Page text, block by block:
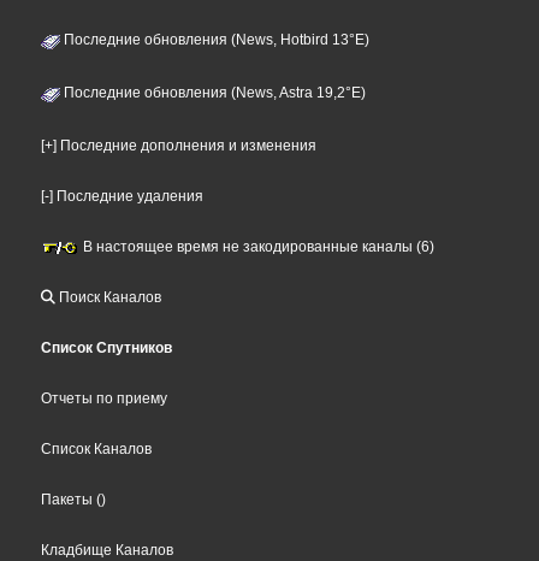
Последние обновления (News, Hotbird 13°E)
Последние обновления (News, Astra 19,2°E)
[+] Последние дополнения и изменения
[-] Последние удаления
В настоящее время не закодированные каналы (6)
Поиск Каналов
Список Спутников
Отчеты по приему
Список Каналов
Пакеты ()
Кладбище Каналов